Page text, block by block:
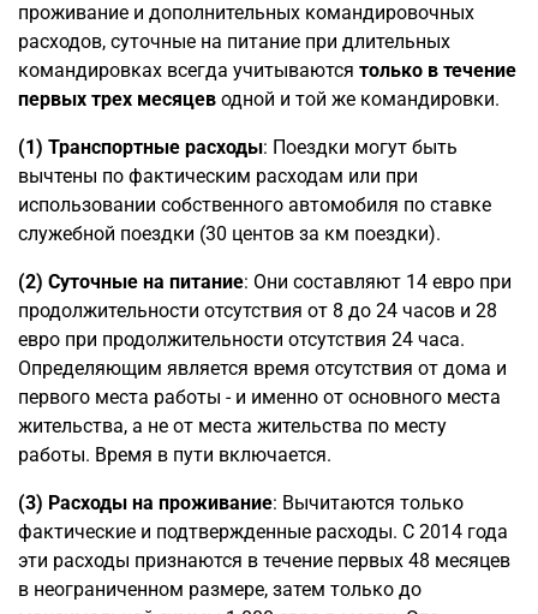
проживание и дополнительных командировочных
расходов, суточные на питание при длительных
командировках всегда учитываются только в течение
первых трех месяцев одной и той же командировки.
(1) Транспортные расходы: Поездки могут быть
вычтены по фактическим расходам или при
использовании собственного автомобиля по ставке
служебной поездки (30 центов за км поездки).
(2) Суточные на питание: Они составляют 14 евро при
продолжительности отсутствия от 8 до 24 часов и 28
евро при продолжительности отсутствия 24 часа.
Определяющим является время отсутствия от дома и
первого места работы - и именно от основного места
жительства, а не от места жительства по месту
работы. Время в пути включается.
(3) Расходы на проживание: Вычитаются только
фактические и подтвержденные расходы. С 2014 года
эти расходы признаются в течение первых 48 месяцев
в неограниченном размере, затем только до